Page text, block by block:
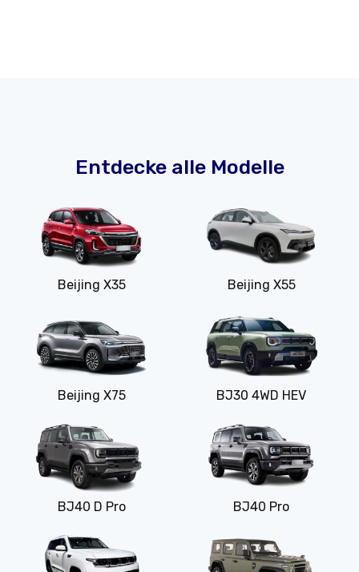
Entdecke alle Modelle
Beijing X35 Beijing X55
Beijing X75 BJ30 4WD HEV
BJ40 D Pro BJ40 Pro